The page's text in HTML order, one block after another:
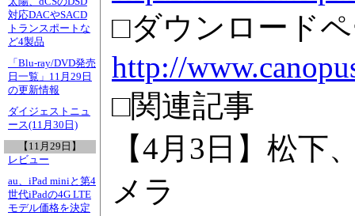
対応DACやSACD
トランスポートな
ど4製品
「Blu-ray/DVD発売
日一覧」11月29日
の更新情報
ダイジェストニュ
ース(11月30日)
【11月29日】
レビュー
au、iPad miniと第4
世代iPadの4G LTE
モデル価格を決定
□ダウンロード
http://
□関連記事
【4月3日】松下
メラ